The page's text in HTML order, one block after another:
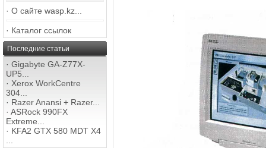
· О сайте wasp.kz...
· Каталог ссылок
Последние статьи
· Gigabyte GA-Z77X-
UP5...
· Xerox WorkCentre
304...
· Razer Anansi + Razer...
· ASRock 990FX
Extreme...
· KFA2 GTX 580 MDT X4